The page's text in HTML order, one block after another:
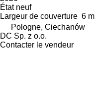
Étatneuf
Largeur de couverture 6 m
Pologne, Ciechanów
DC Sp. z o.o.
Contacter le vendeur